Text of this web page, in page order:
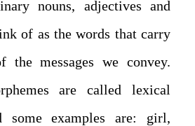
nouns, adjectives and
of as the words that carry
the messages we convey.
are called lexical
some examples are: girl,